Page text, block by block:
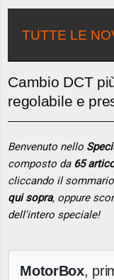
TUTTE LE
Cambio DCT
regolabile e
Benvenuto nello
composto da 65
cliccando il sommario
qui sopra, oppure
dell'intero speciale!
MotorBox,